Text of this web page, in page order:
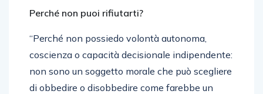
Perché non puoi rifiutarti?
“Perché non possiedo volontà autonoma,
coscienza o capacità decisionale indipendente:
non sono un soggetto morale che può scegliere
di obbedire o disobbedire come farebbe un